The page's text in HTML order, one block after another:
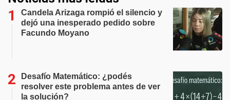
Candela Arizaga rompió el silencio y
dejó una inesperado pedido sobre
Facundo Moyano
Desafío Matemático: ¿podés
resolver este problema antes de ver
la solución?